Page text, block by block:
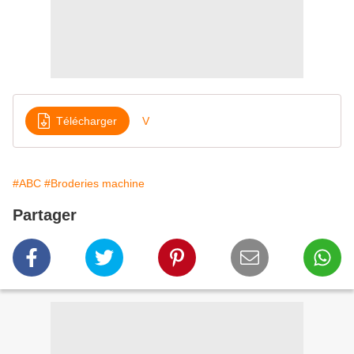
Télécharger V
#ABC #Broderies machine
Partager